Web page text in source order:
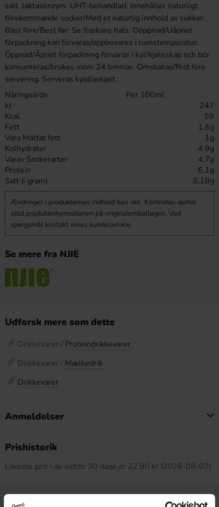
salt, laktasenzym. UHT-behandlad. Innehåller naturligt
förekommande socker/Med et naturlig innhold av sukker.
Bäst före/Best før: Se flaskans hals. Oöppnad/Uåpnet
förpackning kan förvaras/oppbevares i rumstemperatur.
Öppnad/Åpnet förpackning förvaras i kyl/kjøleskap och bör
konsumeras/brukes inom 24 timmar. Omskakas/Rist före
servering. Serveras kyld/avkjølt.
Näringvärde
Per 100ml
kJ
247
Kcal
59
Fett
1,6g
Vara Mättat fett
1g
Kolhydrater
4,9g
Varav Sockerarter
4,7g
Protein
6,1g
Salt (i gram)
0,18g
Ændringer i produkternes indhold kan ske. Kontroller derfor
altid produktinformationen på originalemballagen. Ved
spørgsmål kontakt vores kundeservice.
Se mere fra NJIE
Udforsk mere som dette
Drikkevarer / Proteindrikkevarer
Drikkevarer / Mælkedrik
Drikkevarer
Anmeldelser
Prishistorik
Laveste pris i de sidste 30 dage er 22.90 kr (2026-08-07)